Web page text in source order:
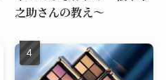
之助さんの教え～